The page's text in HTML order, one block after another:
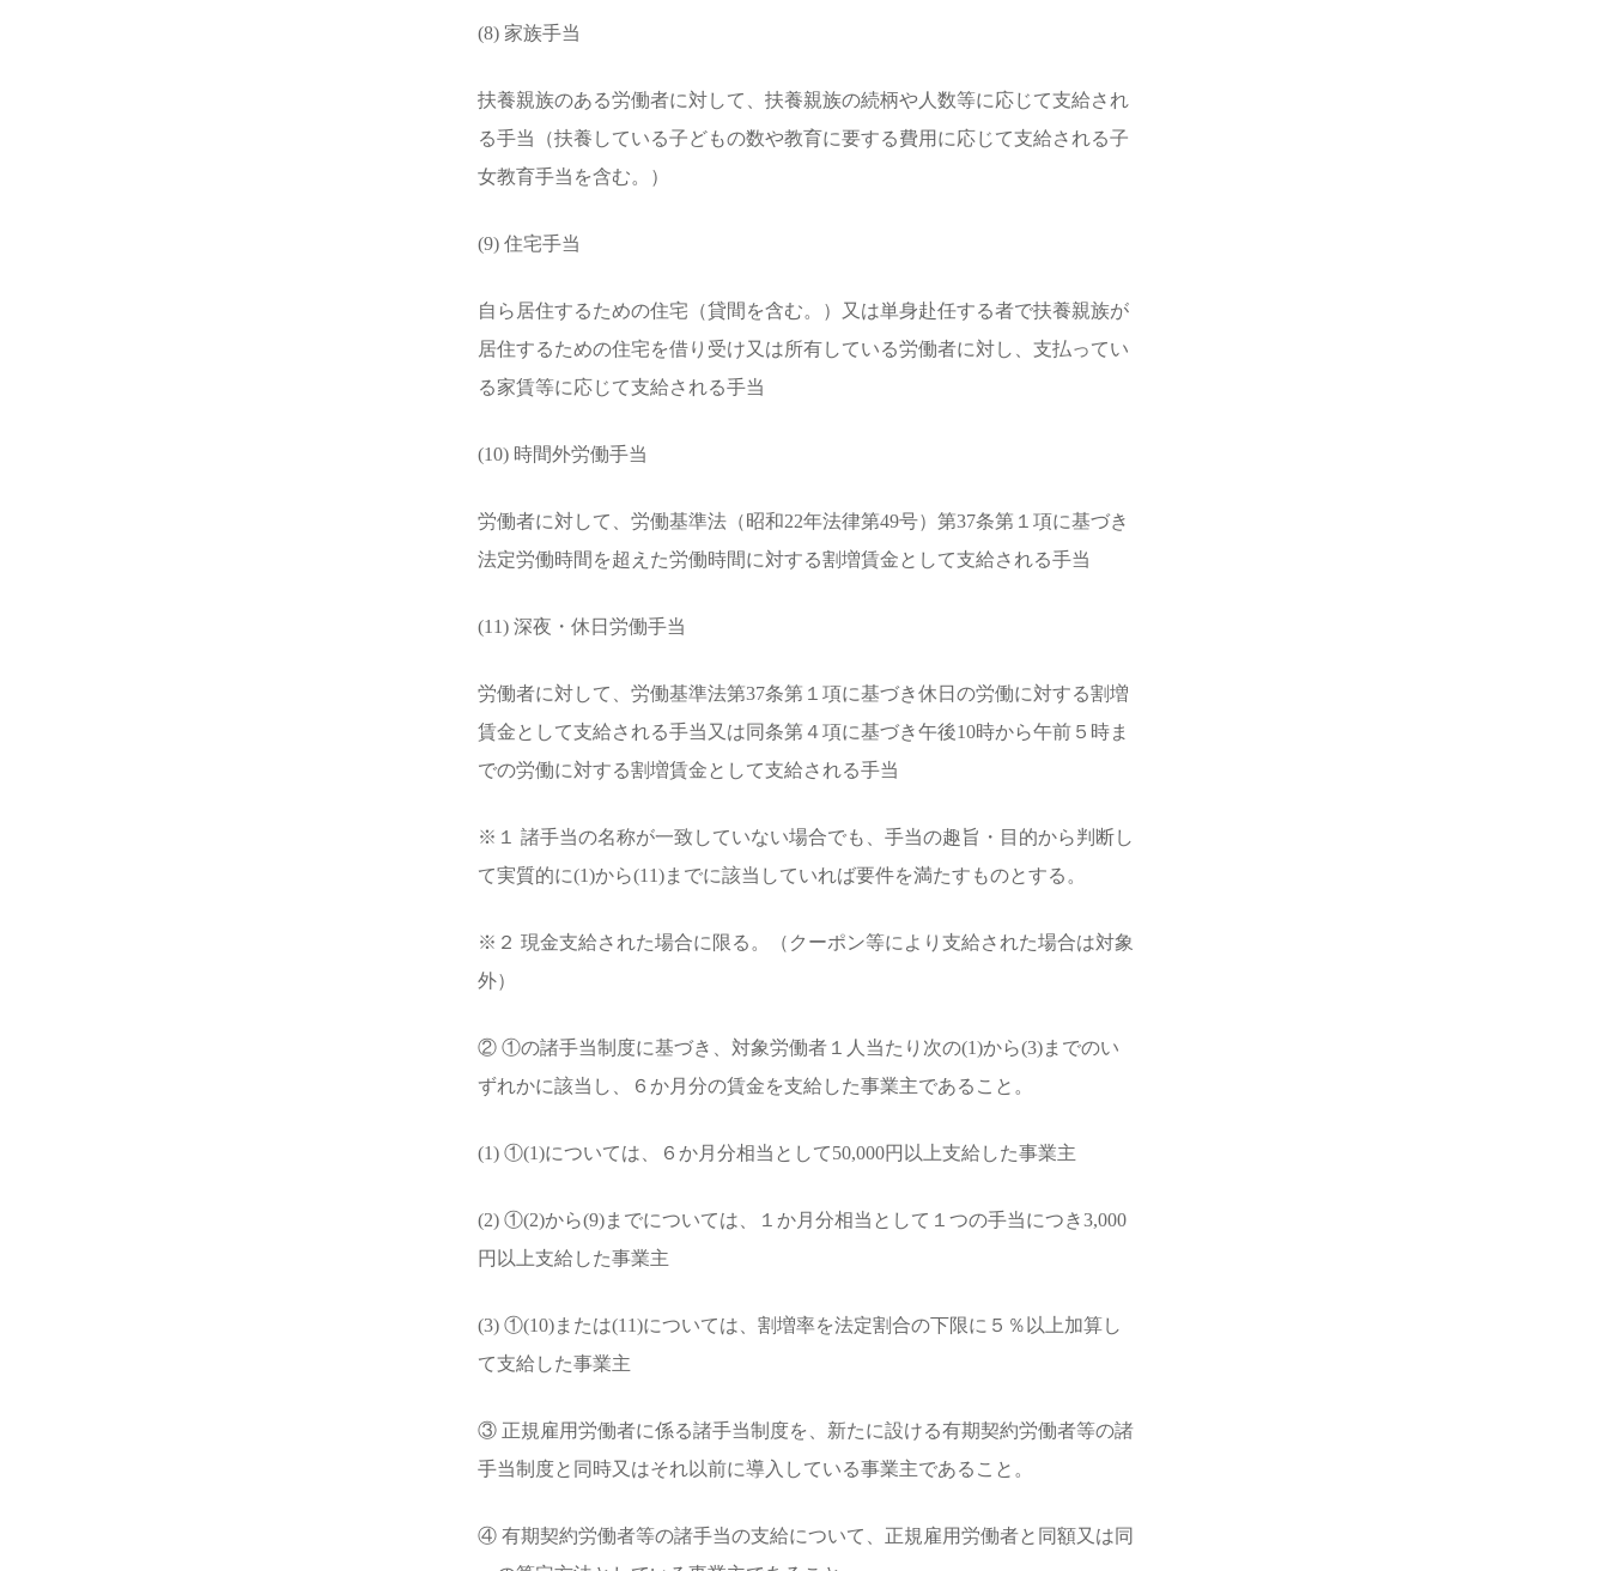
(8) 家族手当
扶養親族のある労働者に対して、扶養親族の続柄や人数等に応じて支給され
る手当（扶養している子どもの数や教育に要する費用に応じて支給される子
女教育手当を含む。）
(9) 住宅手当
自ら居住するための住宅（貸間を含む。）又は単身赴任する者で扶養親族が
居住するための住宅を借り受け又は所有している労働者に対し、支払ってい
る家賃等に応じて支給される手当
(10) 時間外労働手当
労働者に対して、労働基準法（昭和22年法律第49号）第37条第１項に基づき
法定労働時間を超えた労働時間に対する割増賃金として支給される手当
(11) 深夜・休日労働手当
労働者に対して、労働基準法第37条第１項に基づき休日の労働に対する割増
賃金として支給される手当又は同条第４項に基づき午後10時から午前５時ま
での労働に対する割増賃金として支給される手当
※１ 諸手当の名称が一致していない場合でも、手当の趣旨・目的から判断し
て実質的に(1)から(11)までに該当していれば要件を満たすものとする。
※２ 現金支給された場合に限る。（クーポン等により支給された場合は対象
外）
② ①の諸手当制度に基づき、対象労働者１人当たり次の(1)から(3)までのい
ずれかに該当し、６か月分の賃金を支給した事業主であること。
(1) ①(1)については、６か月分相当として50,000円以上支給した事業主
(2) ①(2)から(9)までについては、１か月分相当として１つの手当につき3,000
円以上支給した事業主
(3) ①(10)または(11)については、割増率を法定割合の下限に５％以上加算し
て支給した事業主
③ 正規雇用労働者に係る諸手当制度を、新たに設ける有期契約労働者等の諸
手当制度と同時又はそれ以前に導入している事業主であること。
④ 有期契約労働者等の諸手当の支給について、正規雇用労働者と同額又は同